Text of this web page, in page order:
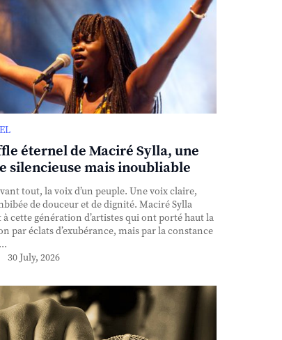
éternel de Maciré Sylla, une
silencieuse mais inoubliable
tout, la voix d’un peuple. Une voix claire,
de douceur et de dignité. Maciré Sylla
cette génération d’artistes qui ont porté haut la
par éclats d’exubérance, mais par la constance
30 July, 2026